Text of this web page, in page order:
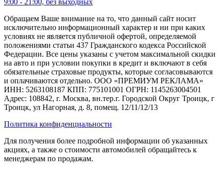
9:00 - 21:00, без выходных
Обращаем Ваше внимание на то, что данный сайт носит
исключительно информационный характер и ни при каких
условиях не является публичной офертой, определяемой
положениями статьи 437 Гражданского кодекса Российской
Федерации. Все цены указаны с учетом максимальной скидки
на авто и при условии покупки в кредит и включают в себя
обязательные страховые продукты, которые согласовываются
и оплачиваются отдельно. ООО «ПРЕМИУМ РЕКЛАМА»
ИНН: 5263108187 КПП: 775101001 ОГРН: 1145263004501
Адрес: 108842, г. Москва, вн.тер.г. Городской Округ Троицк, г
Троицк, ул Нагорная, д. 8, помещ. 12/11/12/13
Политика конфиденциальности
Для получения более подробной информации об указанных
акциях, а также о стоимости автомобилей обращайтесь к
менеджерам по продажам.